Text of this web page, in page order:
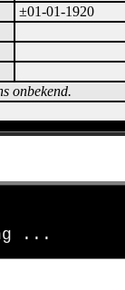
±01-01-1920
onbekend.
...